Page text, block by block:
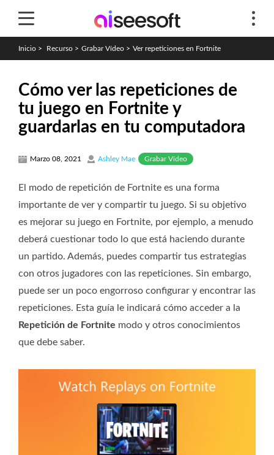
Inicio > Recurso > Grabar Vídeo > Ver repeticiones en Fortnite
Cómo ver las repeticiones de
tu juego en Fortnite y
guardarlas en tu computadora
Marzo 08, 2021 Ashley Mae Grabar Vídeo
El modo de repetición de Fortnite es una forma
importante de ver y compartir tu juego. Si su objetivo
es mejorar su juego en Fortnite, por ejemplo, a menudo
deberá cuestionar todo lo que está haciendo durante
un partido. Además, puedes compartir tus estrategias
con otros jugadores con las repeticiones. Sin embargo,
puede ser un poco engorroso configurar y encontrar las
repeticiones. Esta guía le indicará cómo acceder a la
Repetición de Fortnite modo y otros conocimientos
que debe saber.